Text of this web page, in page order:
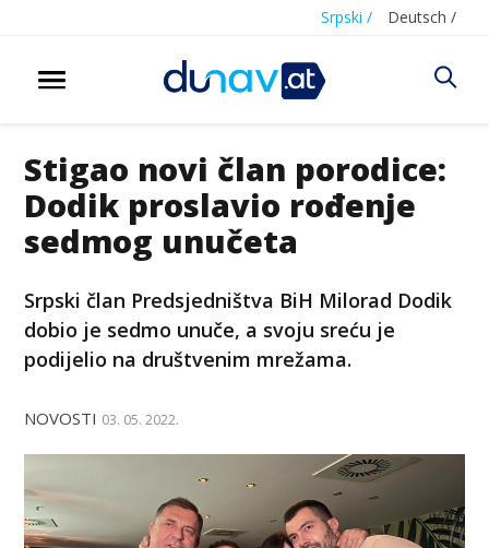
Srpski / Deutsch /
Stigao novi član porodice:
Dodik proslavio rođenje
sedmog unučeta
Srpski član Predsjedništva BiH Milorad Dodik
dobio je sedmo unuče, a svoju sreću je
podijelio na društvenim mrežama.
NOVOSTI 03. 05. 2022.